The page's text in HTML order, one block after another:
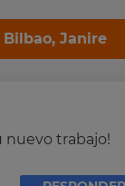
Janire
nuevo trabajo!